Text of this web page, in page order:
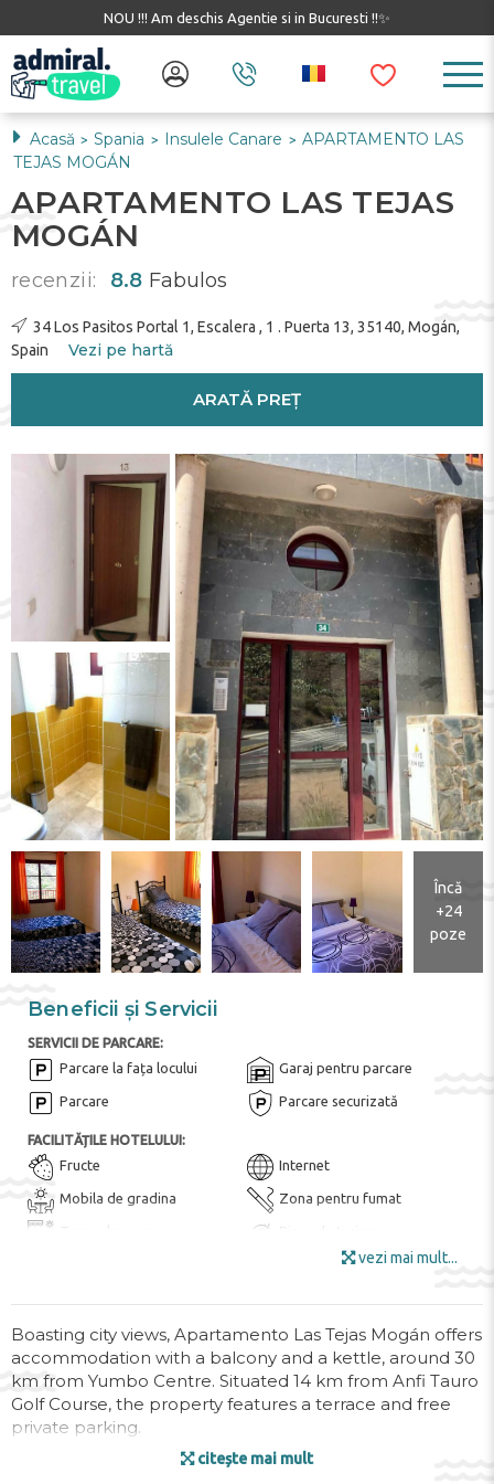
NOU !!! Am deschis Agentie si in Bucuresti !!✨
Acasă > Spania > Insulele Canare > APARTAMENTO LAS
TEJAS MOGÁN
APARTAMENTO LAS TEJAS
MOGÁN
recenzii: 8.8 Fabulos
34 Los Pasitos Portal 1, Escalera , 1 . Puerta 13, 35140, Mogán,
Spain
Vezi pe hartă
ARATĂ PREȚ
Încă
+24
poze
Beneficii și Servicii
SERVICII DE PARCARE:
Parcare la fața locului Garaj pentru parcare
Parcare Parcare securizată
FACILITĂȚILE HOTELULUI:
Fructe Internet
Mobila de gradina Zona pentru fumat
Terasa la soare Birou de turism
DIVERTISMENT ȘI SPORT:
Parc acvatic Scufundări ($)
Drumeții ($)
ALTE POSIBILITĂȚI:
Serviciu de transfer ($)
SANATATE SI FRUMUSETE:
vezi mai mult...
Boasting city views, Apartamento Las Tejas Mogán offers
accommodation with a balcony and a kettle, around 30
km from Yumbo Centre. Situated 14 km from Anfi Tauro
Golf Course, the property features a terrace and free
private parking.
The air-conditioned apartment consists of 2 bedrooms,
citește mai mult